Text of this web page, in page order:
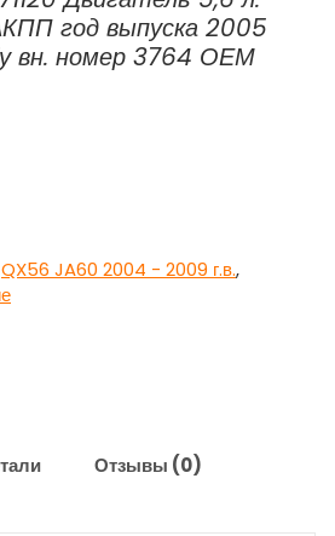
год выпуска 2005
вн. номер 3764 ОЕМ
QX56 JA60 2004 - 2009 г.в.,
Отзывы (0)